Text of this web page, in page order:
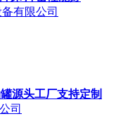
床 冲击性能好
源头工厂支持定制